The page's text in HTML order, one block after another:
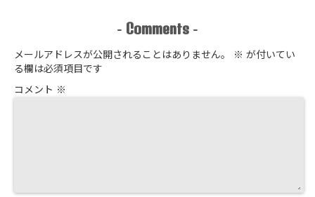
- Comments -
メールアドレスが公開されることはありません。 ※ が付いてい
る欄は必須項目です
コメント ※